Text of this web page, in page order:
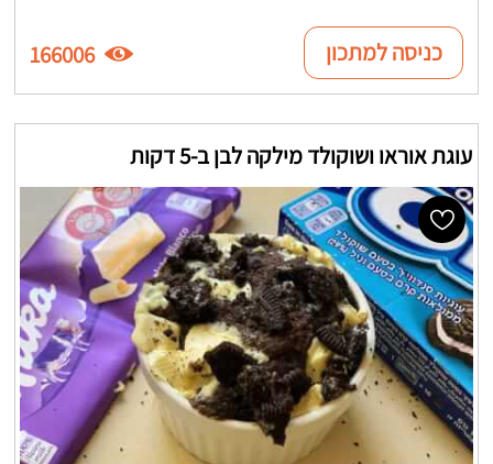
כניסה למתכון 166006
עוגת אוראו ושוקולד מילקה לבן ב-5 דקות